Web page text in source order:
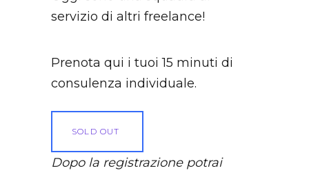
servizio di altri freelance!
Prenota qui i tuoi 15 minuti di
consulenza individuale.
SOLD OUT
Dopo la registrazione potrai